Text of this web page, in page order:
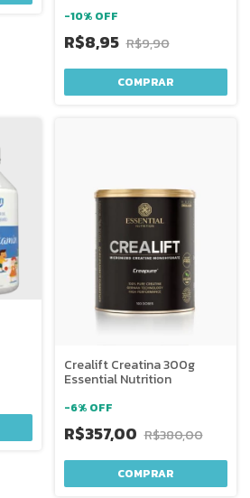
-10% OFF
R$8,95 R$9,90
COMPRAR
Crealift Creatina 300g
Essential Nutrition
-6% OFF
R$357,00 R$380,00